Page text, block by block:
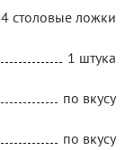
4 столовые ложки
1 штука
по вкусу
по вкусу